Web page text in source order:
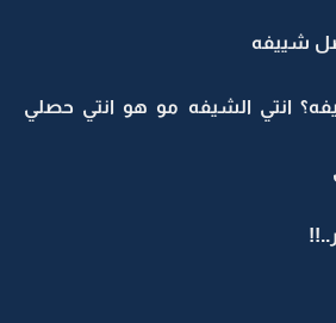
شييفه
انتي الشيفه مو هو انتي حصلي